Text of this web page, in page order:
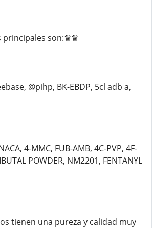
son:♛♛
@pihp, BK-EBDP, 5cl adb a,
4-MMC, FUB-AMB, 4C-PVP, 4F-
POWDER, NM2201, FENTANYL
tienen una pureza y calidad muy